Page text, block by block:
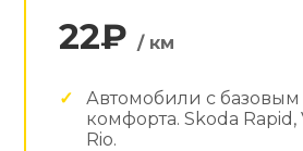
22₽/ км
Автомобили с
комфорта. Skoda Rapid,
Rio.